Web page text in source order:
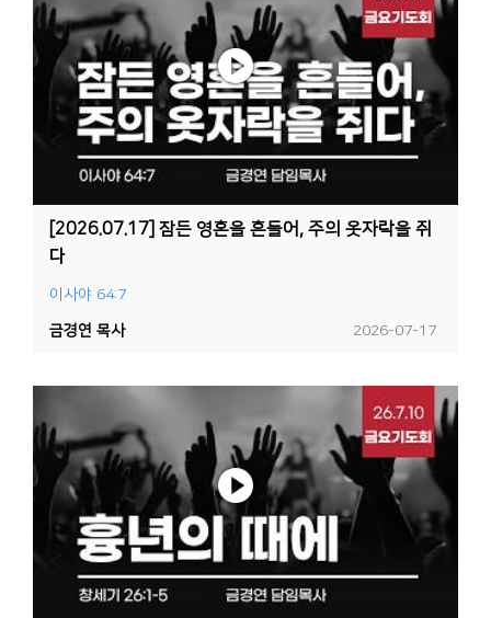
[2026.07.17] 잠든 영혼을 흔들어, 주의 옷자락을 쥐
다
이사야 64:7
2026-07-17
금경연 목사